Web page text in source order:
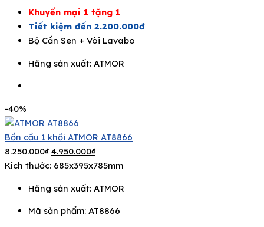
Khuyến mại 1 tặng 1
Tiết kiệm đến 2.200.000đ
Bộ Cần Sen + Vòi Lavabo
Hãng sản xuất: ATMOR
-40%
Bồn cầu 1 khối ATMOR AT8866
8.250.000₫ 4.950.000₫
Kích thước: 685x395x785mm
Hãng sản xuất: ATMOR
Mã sản phẩm: AT8866